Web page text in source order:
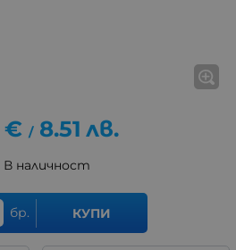
€ / 8.51 лв.
В наличност
бр. КУПИ